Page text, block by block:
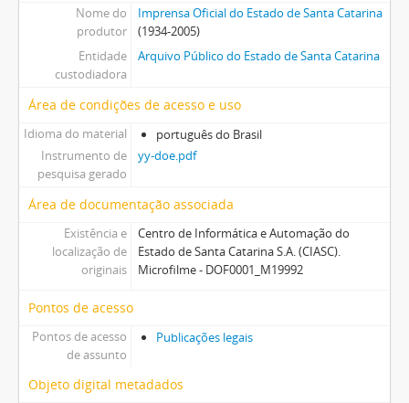
Nome do
produtor
Imprensa Oficial do Estado de Santa Catarina
(1934-2005)
Entidade
custodiadora
Arquivo Público do Estado de Santa Catarina
Área de condições de acesso e uso
Idioma do material
português do Brasil
Instrumento de
pesquisa gerado
yy-doe.pdf
Área de documentação associada
Existência e
localização de
originais
Centro de Informática e Automação do
Estado de Santa Catarina S.A. (CIASC).
Microfilme - DOF0001_M19992
Pontos de acesso
Pontos de acesso
de assunto
Publicações legais
Objeto digital metadados